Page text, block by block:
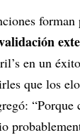
forman
en un
que los